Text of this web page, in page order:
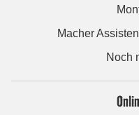
Macher
Noch